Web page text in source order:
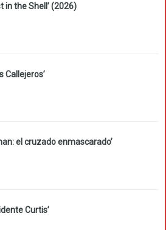
in the Shell’ (2026)
Callejeros’
el cruzado enmascarado’
Curtis’